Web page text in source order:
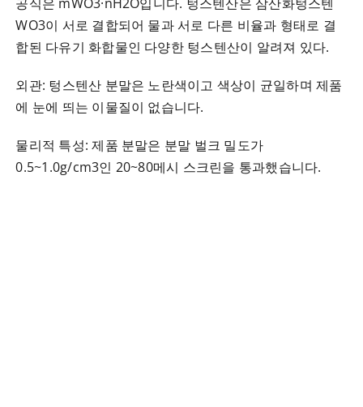
WO3이 서로 결합되어 물과 서로 다른 비율과 형태로 결
합된 다유기 화합물인 다양한 텅스텐산이 알려져 있다.
외관: 텅스텐산 분말은 노란색이고 색상이 균일하며 제품
에 눈에 띄는 이물질이 없습니다.
물리적 특성: 제품 분말은 분말 벌크 밀도가
0.5~1.0g/cm3인 20~80메시 스크린을 통과했습니다.